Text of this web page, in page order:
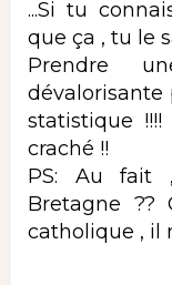
...Si tu
que ça , tu le
Prendre
statistique
craché !!
PS: Au fait
Bretagne
catholique , il